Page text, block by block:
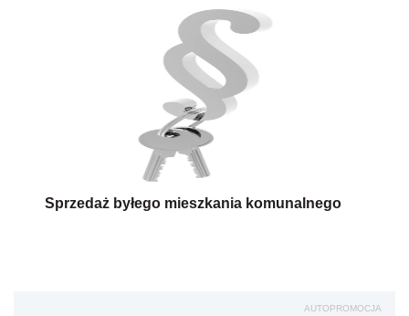
Sprzedaż byłego mieszkania komunalnego
AUTOPROMOCJA